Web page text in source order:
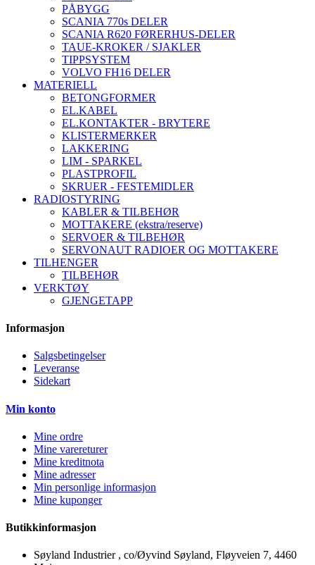
PÅBYGG
SCANIA 770s DELER
SCANIA R620 FØRERHUS-DELER
TAUE-KROKER / SJAKLER
TIPPSYSTEM
VOLVO FH16 DELER
MATERIELL
BETONGFORMER
EL.KABEL
EL.KONTAKTER - BRYTERE
KLISTERMERKER
LAKKERING
LIM - SPARKEL
PLASTPROFIL
SKRUER - FESTEMIDLER
RADIOSTYRING
KABLER & TILBEHØR
MOTTAKERE (ekstra/reserve)
SERVOER & TILBEHØR
SERVONAUT RADIOER OG MOTTAKERE
TILHENGER
TILBEHØR
VERKTØY
GJENGETAPP
Informasjon
Salgsbetingelser
Leveranse
Sidekart
Min konto
Mine ordre
Mine varereturer
Mine kreditnota
Mine adresser
Min personlige informasjon
Mine kuponger
Butikkinformasjon
Søyland Industrier , co/Øyvind Søyland, Fløyveien 7, 4460